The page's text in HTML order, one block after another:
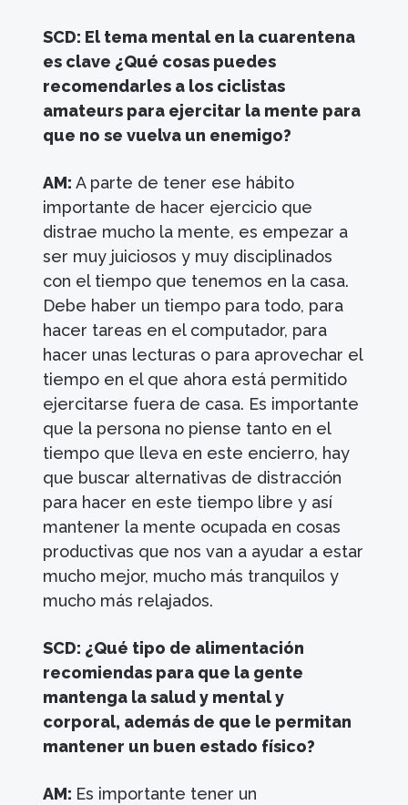
SCD: El tema mental en la cuarentena
es clave ¿Qué cosas puedes
recomendarles a los ciclistas
amateurs para ejercitar la mente para
que no se vuelva un enemigo?
AM:A parte de tener ese hábito
importante de hacer ejercicio que
distrae mucho la mente, es empezar a
ser muy juiciosos y muy disciplinados
con el tiempo que tenemos en la casa.
Debe haber un tiempo para todo, para
hacer tareas en el computador, para
hacer unas lecturas o para aprovechar el
tiempo en el que ahora está permitido
ejercitarse fuera de casa. Es importante
que la persona no piense tanto en el
tiempo que lleva en este encierro, hay
que buscar alternativas de distracción
para hacer en este tiempo libre y así
mantener la mente ocupada en cosas
productivas que nos van a ayudar a estar
mucho mejor, mucho más tranquilos y
mucho más relajados.
SCD: ¿Qué tipo de alimentación
recomiendas para que la gente
mantenga la salud y mental y
corporal, además de que le permitan
mantener un buen estado físico?
AM: Es importante tener un